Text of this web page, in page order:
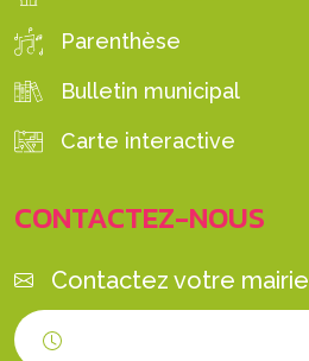
Parenthèse
Bulletin municipal
Carte interactive
CONTACTEZ-NOUS
Contactez votre mairie